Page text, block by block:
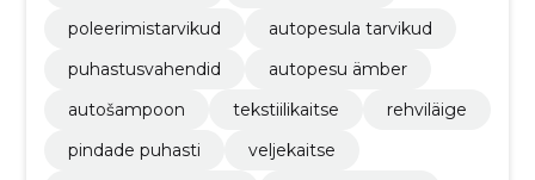
poleerimistarvikud
autopesula tarvikud
puhastusvahendid
autopesu ämber
autošampoon
tekstiilikaitse
rehviläige
pindade puhasti
veljekaitse